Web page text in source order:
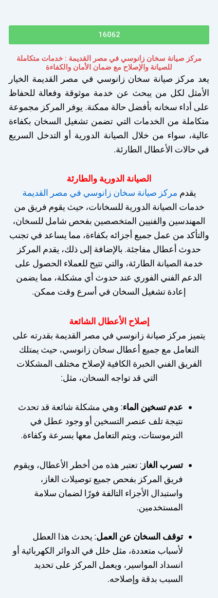
16062
مركز صيانة سخان زانوسي في مصر القديمة : خدمات متكاملة
للصيانة والإصلاح مع ضمان الأمان والكفاءة
يعد مركز صيانة سخان زانوسي في مصر القديمة الخيار
الأمثل لكل من يبحث عن خدمة موثوقة وفعالة للحفاظ
على أداء سخانه بأفضل حالة ممكنة. يوفر المركز مجموعة
متكاملة من الخدمات التي تضمن تشغيل السخان بكفاءة
عالية، سواء من خلال الصيانة الدورية أو التدخل السريع
في حالات الأعطال الطارئة.
الصيانة الدورية والطارئة
يقدم مركز صيانة سخان زانوسي في مصر القديمة
خدمات الصيانة الدورية للسخانات، حيث يقوم فريق من
المهندسين والفنيين المتخصصين بفحص شامل للسخان،
والتأكد من عمل جميع أجزائه بكفاءة، مما يساعد في تجنب
حدوث أعطال مفاجئة. بالإضافة إلى ذلك، يقدم المركز
خدمة الصيانة الطارئة، والتي تتيح للعملاء الحصول على
الدعم الفني الفوري عند حدوث أي مشكلة، مما يضمن
إعادة تشغيل السخان في أسرع وقت ممكن.
إصلاح الأعطال الشائعة
يتميز مركز صيانة زانوسي في مصر القديمة بقدرته على
التعامل مع جميع أعطال سخان زانوسي، حيث يمتلك
الفريق الفني الخبرة الكافية لإصلاح مختلف المشكلات
التي قد تواجه السخان، مثل:
عدم تسخين الماء: وهي مشكلة شائعة قد تحدث
نتيجة تلف عنصر التسخين أو وجود عطل في
الترموستات، ويتم التعامل معها بسرعة وكفاءة.
تسرب الغاز : تعتبر هذه من أخطر الأعطال، ويقوم
فريق المركز بفحص جميع توصيلات الغاز،
واستبدال الأجزاء التالفة فورًا لضمان سلامة
المستخدمين.
توقف السخان عن العمل: يحدث هذا العطل
لأسباب متعددة، مثل خلل في الدوائر الكهربائية أو
انسداد المواسير، ويعمل المركز على تحديد
السبب بدقة وإصلاحه.